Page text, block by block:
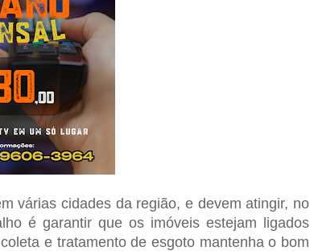
várias cidades da região, e devem atingir, no
é garantir que os imóveis estejam ligados
e tratamento de esgoto mantenha o bom